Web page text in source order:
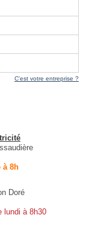
C'est votre entreprise ?
à 8h
Doré
lundi à 8h30